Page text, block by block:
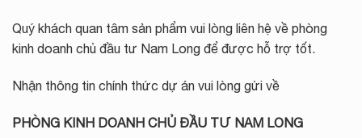
Quý khách quan tâm sản phẩm vui lòng liên hệ về phòng
kinh doanh chủ đầu tư Nam Long để được hỗ trợ tốt.
Nhận thông tin chính thức dự án vui lòng gửi về
PHÒNG KINH DOANH CHỦ ĐẦU TƯ NAM LONG